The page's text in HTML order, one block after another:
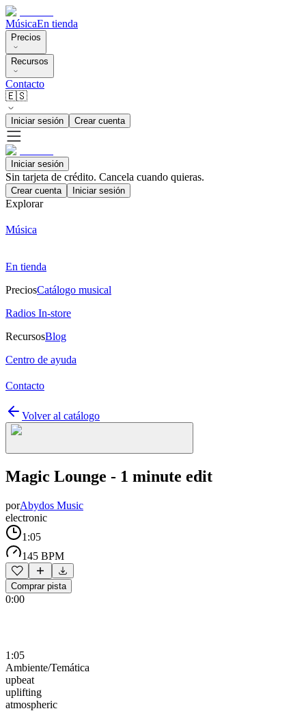
MúsicaEn tienda
Precios
Recursos
Contacto
🇪🇸
Iniciar sesión Crear cuenta
Iniciar sesión
Sin tarjeta de crédito. Cancela cuando quieras.
Crear cuenta Iniciar sesión
Explorar
Música
En tienda
PreciosCatálogo musical
Radios In-store
RecursosBlog
Centro de ayuda
Contacto
Volver al catálogo
Magic Lounge - 1 minute edit
porAbydos Music
electronic
1:05
145 BPM
Comprar pista
0:00
1:05
Ambiente/Temática
upbeat
uplifting
atmospheric